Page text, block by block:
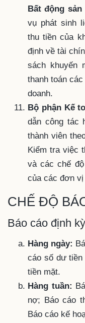
Bất động sản
vụ phát sinh
thu tiền của
định về tài
sách khuyến
thanh toán
doanh.
Bộ phận Kế
dẫn công tác
thành viên
Kiểm tra việc
và các chế
của các đơn vị
CHẾ ĐỘ
Báo cáo định kỳ
Hàng ngày:
cáo số dư
tiền mặt.
Hàng tuần:
nợ; Báo cáo
Báo cáo kế